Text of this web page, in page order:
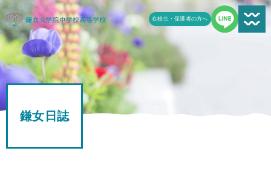
在校生・保護者の方へ
新着情報一覧
受験生の方へ
学校案内
鎌女の教育
鎌女日誌